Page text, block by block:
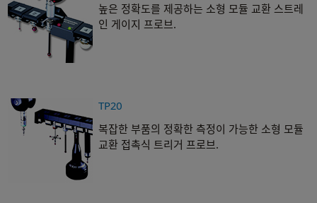
높은 정확도를 제공하는 소형 모듈 교환 스트레
인 게이지 프로브.
TP20
복잡한 부품의 정확한 측정이 가능한 소형 모듈
교환 접촉식 트리거 프로브.